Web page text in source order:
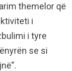
themelor që
i
i tyre
se si